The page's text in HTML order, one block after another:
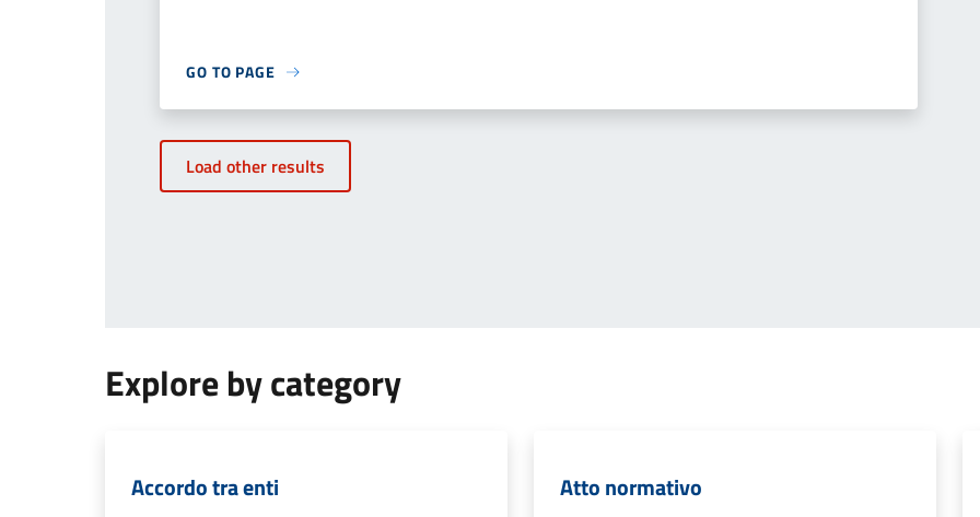
GO TO PAGE
Load other results
Explore by category
Accordo tra enti Atto normativo